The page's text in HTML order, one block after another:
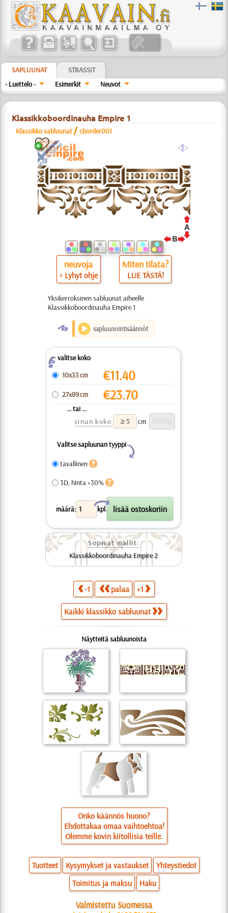
SAPLUUNAT
STRASSIT
- Luettelo -
Esimerkit Neuvot
Klassikkoboordinauha Empire 1
Klassikko sabluunat /cborder001
a
neuvoja
> Lyhyt ohje
Miten tilata?
LUE TÄSTÄ!
Yksikerroksinen sabluunat aiheelle
Klassikkoboordinauha Empire 1
O sapluunointisäännöt
Zvalitse koko
10x33 cm
€11.40
27x89 cm €23.70
... tai ...
sinun koko
cm
Valitse sapluunan tyyppi
Y
tavallinen
3D, hinta +30%
määrä: kpl.
X
Sopivat mallit:
Klassikkoboordinauha Empire 2
-1 palaa +1
Kaikki klassikko sabluunat
Näytteitä sabluunoista
Onko käännös huono?
Ehdottakaa omaa vaihtoehtoa!
Olemme kovin kiitollisia teille.
Tuotteet Kysymykset ja vastaukset
Yhteystiedot
Toimitus ja maksu
Haku
Valmistettu Suomessa